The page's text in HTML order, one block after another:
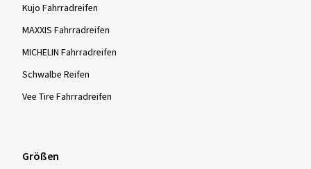
Kujo Fahrradreifen
MAXXIS Fahrradreifen
MICHELIN Fahrradreifen
Schwalbe Reifen
Vee Tire Fahrradreifen
Größen